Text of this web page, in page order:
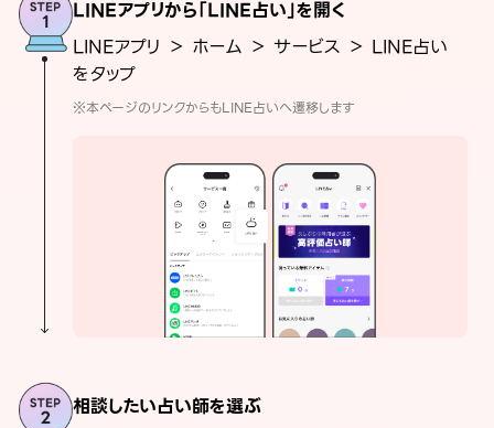
LINEアプリから「LINE占い」を開く
LINEアプリ ＞ ホーム ＞ サービス ＞ LINE占い
をタップ
※本ページのリンクからもLINE占いへ遷移します
相談したい占い師を選ぶ